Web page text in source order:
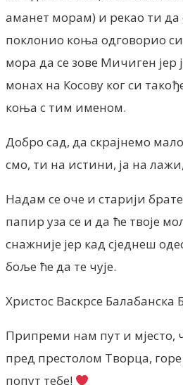
аманет морам) и рекао ти да
поклонио коња одговорио
мора да се зове Мичиген јер
монах на Косову ког си
коња с тим именом.
Добро сад, да скрајнемо
смо, ти на истини, ја на лажи,
Надам се оче и старији
папир уза се и да ће твоје
снажније јер кад сједнеш
боље ће да те чује.
Христос Васкрсе Балабанска
Припреми нам пут и мјесто,
пред престолом Творца, горе
попут тебе!